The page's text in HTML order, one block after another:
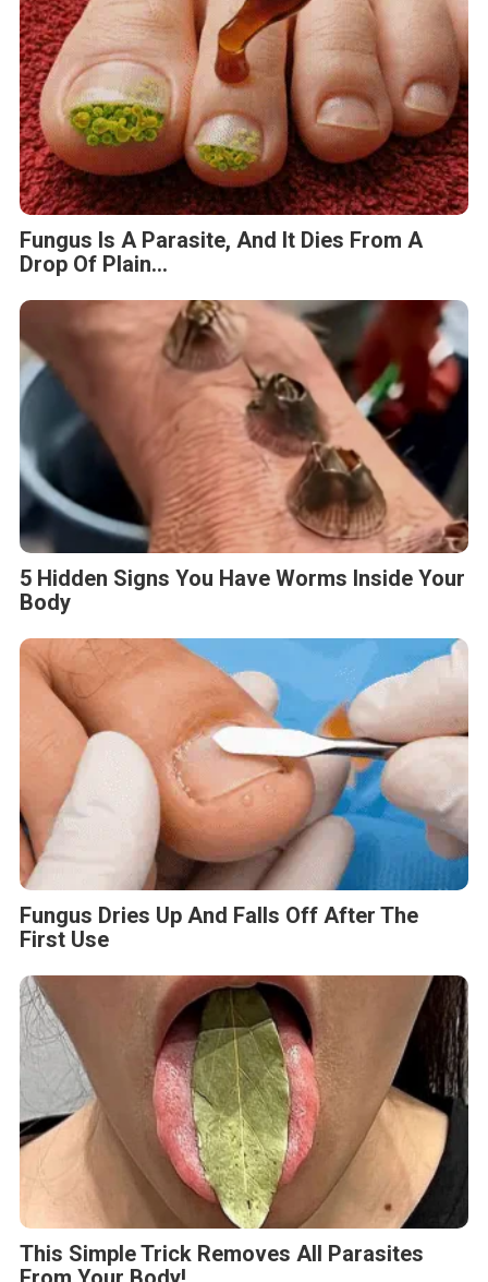
Fungus Is A Parasite, And It Dies From A
Drop Of Plain...
5 Hidden Signs You Have Worms Inside Your
Body
Fungus Dries Up And Falls Off After The
First Use
This Simple Trick Removes All Parasites